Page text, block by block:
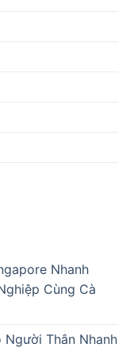
Nhanh
Cùng Cà
Người Thân Nhanh